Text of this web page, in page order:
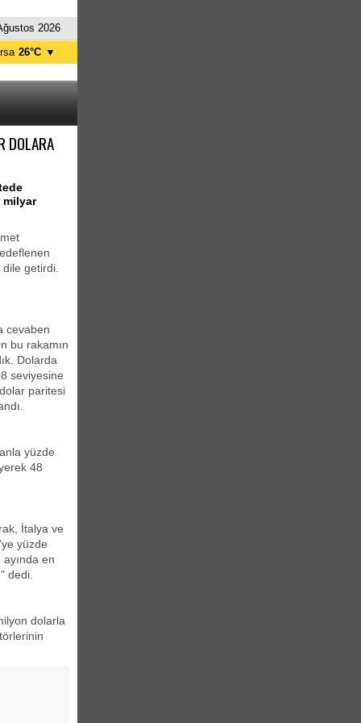
2026
26°C ▼
DOLARA
milyar
getirdi.
cevaben
bu rakamın
Dolarda
seviyesine
paritesi
yüzde
48
İtalya ve
yüzde
en
dedi.
dolarla